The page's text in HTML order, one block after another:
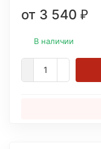
от 3 540 ₽
В наличии